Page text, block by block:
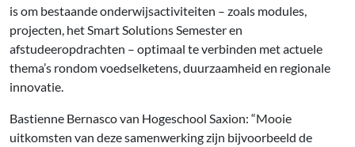
is om bestaande onderwijsactiviteiten – zoals modules,
projecten, het Smart Solutions Semester en
afstudeeropdrachten – optimaal te verbinden met actuele
thema’s rondom voedselketens, duurzaamheid en regionale
innovatie.
Bastienne Bernasco van Hogeschool Saxion: “Mooie
uitkomsten van deze samenwerking zijn bijvoorbeeld de